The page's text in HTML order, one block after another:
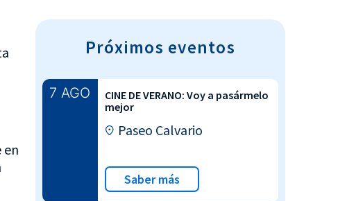
en
Próximos eventos
7 AGO
CINE DE VERANO: Voy a pasármelo
mejor
Paseo Calvario
Saber más